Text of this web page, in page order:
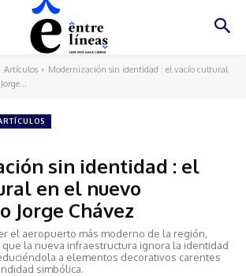
Artículos
Modernización sin identidad : el vacío cultural
sin identidad : el
en el nuevo
Jorge Chávez
el aeropuerto más moderno de la región,
la nueva infraestructura ignora la identidad
a elementos decorativos carentes
simbólica.